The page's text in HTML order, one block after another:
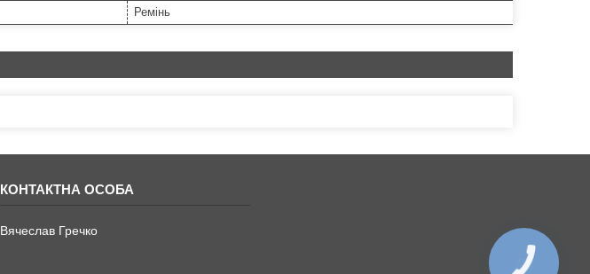
Ремінь
Вячеслав Гречко
КНОПКА
ЗВ'ЯЗКУ